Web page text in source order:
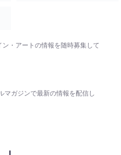
ン・アートの情報を随時募集して
マガジンで最新の情報を配信し